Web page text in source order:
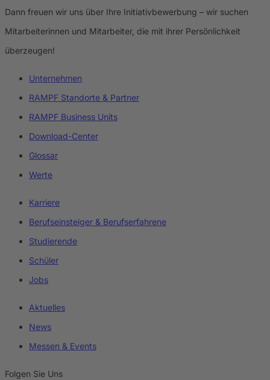
Dann freuen wir uns über Ihre Initiativbewerbung – wir suchen
Mitarbeiterinnen und Mitarbeiter, die mit ihrer Persönlichkeit
überzeugen!
Unternehmen
RAMPF Standorte & Partner
RAMPF Business Units
Download-Center
Glossar
Werte
Karriere
Berufseinsteiger & Berufserfahrene
Studierende
Schüler
Jobs
Aktuelles
News
Messen & Events
Folgen Sie Uns